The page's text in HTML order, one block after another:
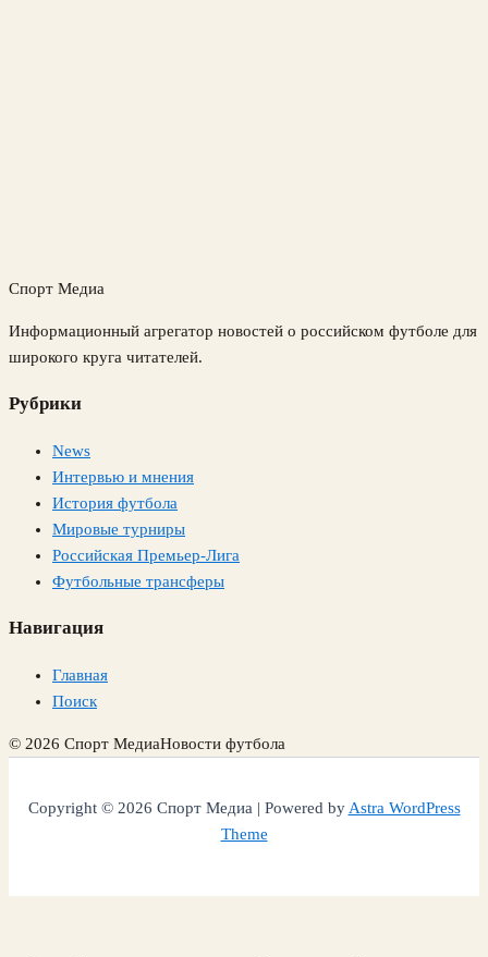
Спорт Медиа
Информационный агрегатор новостей о российском футболе для
широкого круга читателей.
Рубрики
News
Интервью и мнения
История футбола
Мировые турниры
Российская Премьер-Лига
Футбольные трансферы
Навигация
Главная
Поиск
© 2026 Спорт МедиаНовости футбола
Copyright © 2026 Спорт Медиа | Powered byAstra WordPress
Theme